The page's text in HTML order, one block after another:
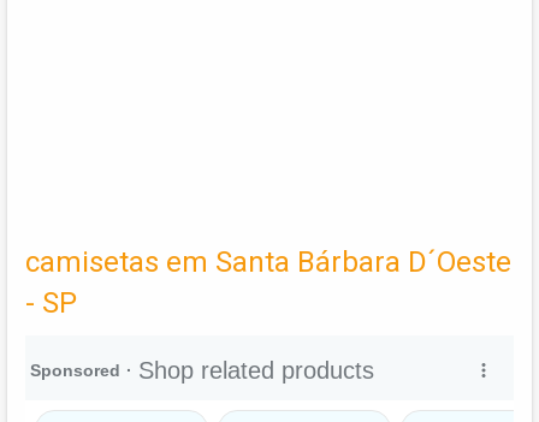
camisetas em Santa Bárbara D´Oeste
- SP